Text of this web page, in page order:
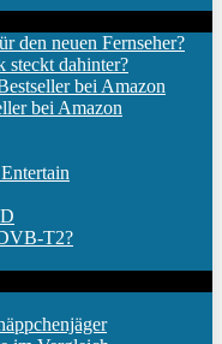
den neuen Fernseher?
steckt dahinter?
bei Amazon
bei Amazon
T2?